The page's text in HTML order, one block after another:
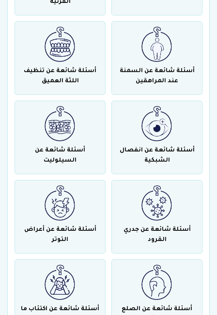
القرنية
أسئلة شائعة عن السمنة
عند المراهقين
أسئلة شائعة عن تنظيف
اللثة العميق
أسئلة شائعة عن انفصال
الشبكية
أسئلة شائعة عن
السيلوليت
أسئلة شائعة عن جدري
القرود
أسئلة شائعة عن أعراض
التوتر
أسئلة شائعة عن الصلع
أسئلة شائعة عن اكتئاب ما